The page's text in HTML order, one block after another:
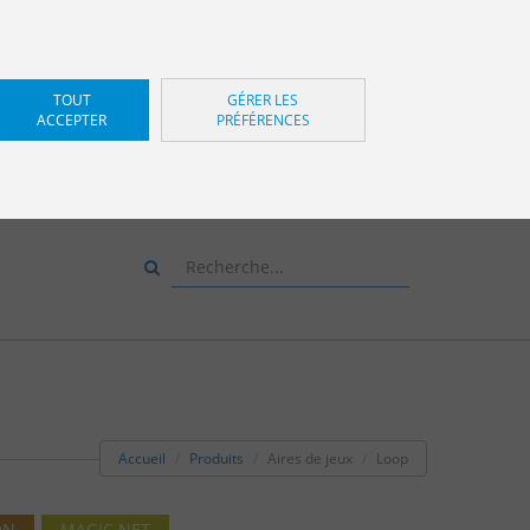
NOUS ET NOUS VOUS
Accueil Produits Aires de jeux Loop
TOUT
ACCEPTER
GÉRER LES
PRÉFÉRENCES